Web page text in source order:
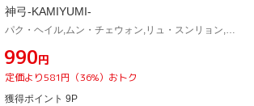
神弓-KAMIYUMI-
¥990円
定価より581円（36%）おトク
獲得ポイント 9P